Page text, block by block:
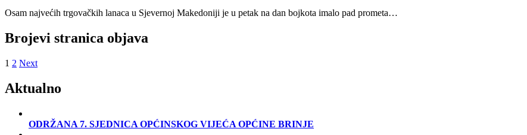
Osam najvećih trgovačkih lanaca u Sjevernoj Makedoniji je u petak na dan bojkota imalo pad prometa…
Brojevi stranica objava
1 2 Next
Aktualno
ODRŽANA 7. SJEDNICA OPĆINSKOG VIJEĆA OPĆINE BRINJE